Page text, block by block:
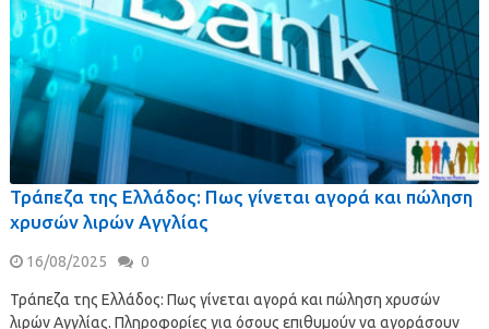
Τράπεζα της Ελλάδος: Πως γίνεται αγορά και πώληση
χρυσών λιρών Αγγλίας
16/08/2025 0
Τράπεζα της Ελλάδος: Πως γίνεται αγορά και πώληση χρυσών
λιρών Αγγλίας. Πληροφορίες για όσους επιθυμούν να αγοράσουν